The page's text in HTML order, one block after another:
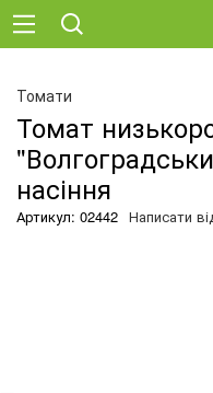
Томати
Томат
насіння
Артикул: 02442 Написати